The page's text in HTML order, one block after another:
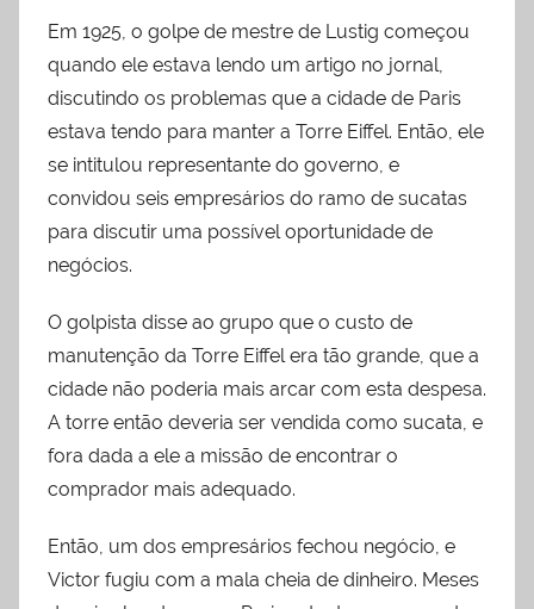
Em 1925, o golpe de mestre de Lustig começou
quando ele estava lendo um artigo no jornal,
discutindo os problemas que a cidade de Paris
estava tendo para manter a Torre Eiffel. Então, ele
se intitulou representante do governo, e
convidou seis empresários do ramo de sucatas
para discutir uma possível oportunidade de
negócios.
O golpista disse ao grupo que o custo de
manutenção da Torre Eiffel era tão grande, que a
cidade não poderia mais arcar com esta despesa.
A torre então deveria ser vendida como sucata, e
fora dada a ele a missão de encontrar o
comprador mais adequado.
Então, um dos empresários fechou negócio, e
Victor fugiu com a mala cheia de dinheiro. Meses